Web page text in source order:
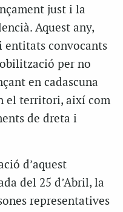
just i la
Aquest any,
entitats convocants
per no
en cadascuna
el territori, així com
de dreta i
d’aquest
del 25 d’Abril, la
representatives